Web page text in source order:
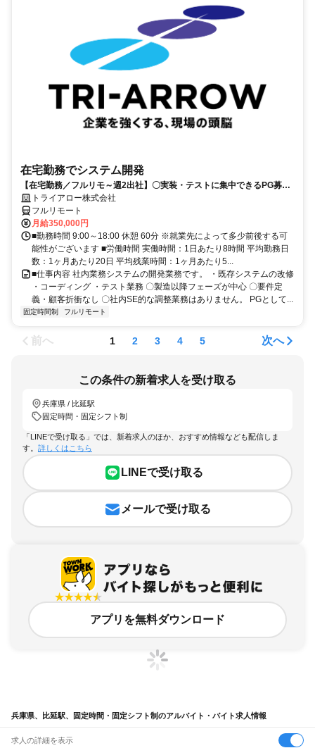
在宅勤務でシステム開発
【在宅勤務／フルリモ～週2出社】〇実装・テストに集中できるPG募集
〇業務用端末貸与あり
トライアロー株式会社
フルリモート
月給350,000円
■勤務時間 9:00～18:00 休憩 60分 ※就業先によって多少前後する可
能性がございます ■労働時間 実働時間：1日あたり8時間 平均勤務日
数：1ヶ月あたり20日 平均残業時間：1ヶ月あたり5...
■仕事内容 社内業務システムの開発業務です。 ・既存システムの改修
・コーディング ・テスト業務 〇製造以降フェーズが中心 〇要件定
義・顧客折衝なし 〇社内SE的な調整業務はありません。 PGとして...
固定時間制 フルリモート
前へ 1 2 3 4 5 次へ
この条件の新着求人を受け取る
兵庫県 / 比延駅
固定時間・固定シフト制
「LINEで受け取る」では、新着求人のほか、おすすめ情報なども配信しま
す。 詳しくはこちら
LINEで受け取る
メールで受け取る
アプリを無料ダウンロード
兵庫県、比延駅、固定時間・固定シフト制のアルバイト・バイト求人情報
求人の詳細を表示